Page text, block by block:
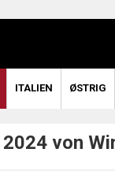
ITALIEN ØSTRIG
2024 von